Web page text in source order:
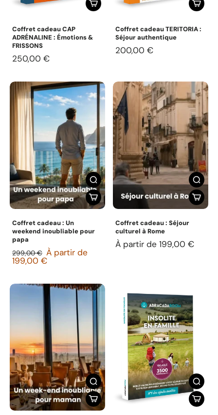
Coffret cadeau CAP
ADRÉNALINE : Émotions &
FRISSONS
250,00 €
Coffret cadeau TERITORIA :
Séjour authentique
200,00 €
Coffret cadeau : Un
weekend inoubliable pour
papa
299,00 € À partir de
199,00 €
Coffret cadeau : Séjour
culturel à Rome
À partir de 199,00 €